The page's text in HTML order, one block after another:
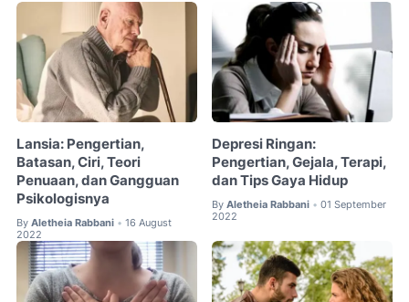
Lansia: Pengertian,
Batasan, Ciri, Teori
Penuaan, dan Gangguan
Psikologisnya
By Aletheia Rabbani • 16 August
2022
Depresi Ringan:
Pengertian, Gejala, Terapi,
dan Tips Gaya Hidup
By Aletheia Rabbani • 01 September
2022